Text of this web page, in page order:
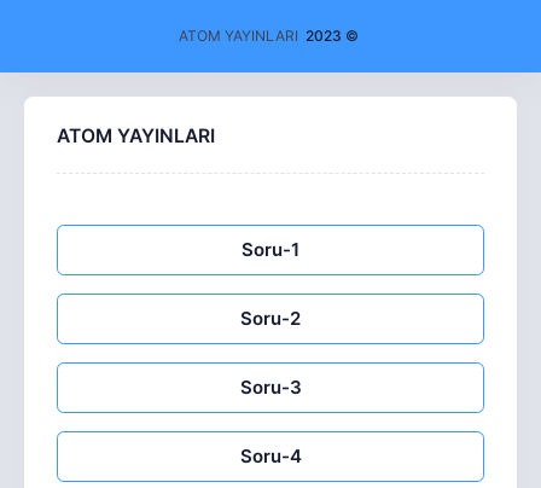
ATOM YAYINLARI 2023 ©
ATOM YAYINLARI
Soru-1
Soru-2
Soru-3
Soru-4